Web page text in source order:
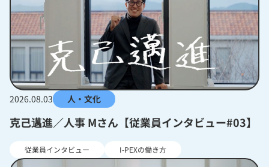
2026.08.03 人・文化
克己邁進／人事 Mさん【従業員インタビュー#03】
従業員インタビュー I-PEXの働き方